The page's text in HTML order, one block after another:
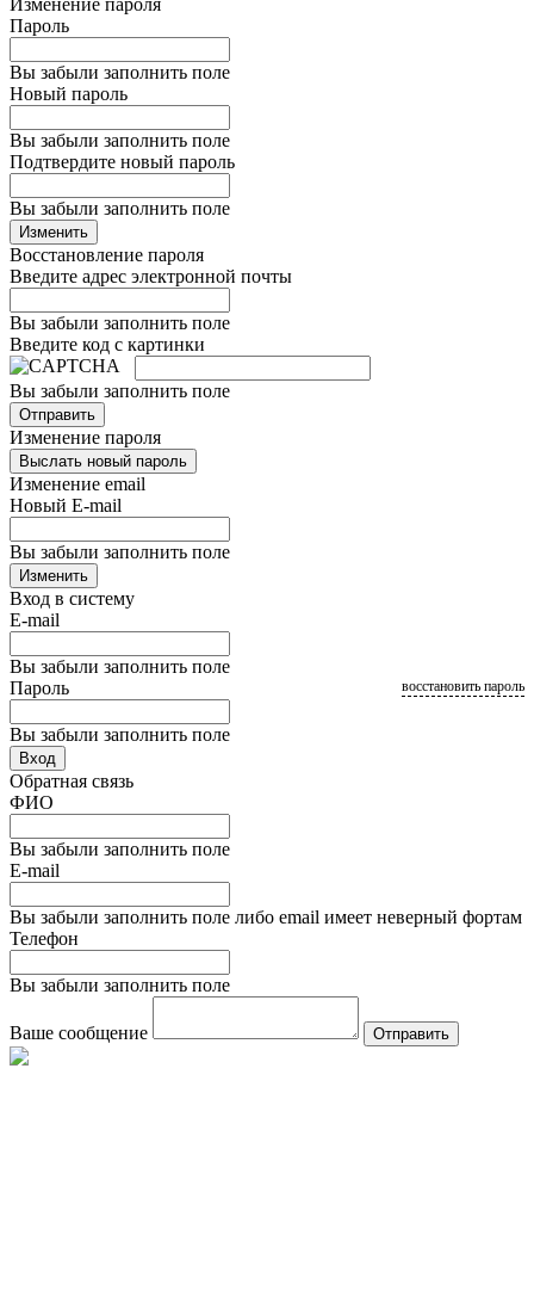
Изменение пароля
Пароль
Вы забыли заполнить поле
Новый пароль
Вы забыли заполнить поле
Подтвердите новый пароль
Вы забыли заполнить поле
Изменить
Восстановление пароля
Введите адрес электронной почты
Вы забыли заполнить поле
Введите код с картинки
Вы забыли заполнить поле
Отправить
Изменение пароля
Выслать новый пароль
Изменение email
Новый E-mail
Вы забыли заполнить поле
Изменить
Вход в систему
E-mail
Вы забыли заполнить поле
Пароль
Вы забыли заполнить поле
восстановить пароль
Вход
Обратная связь
ФИО
Вы забыли заполнить поле
E-mail
Вы забыли заполнить поле либо email имеет неверный фортам
Телефон
Вы забыли заполнить поле
Ваше сообщение Отправить